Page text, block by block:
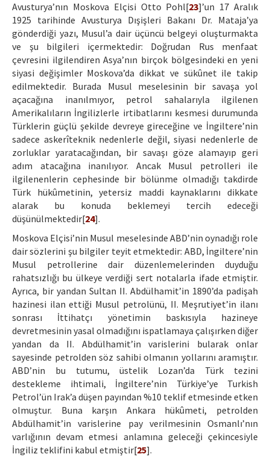
Avusturya’nın Moskova Elçisi Otto Pohl[23]’un 17 Aralık
1925 tarihinde Avusturya Dışişleri Bakanı Dr. Mataja’ya
gönderdiği yazı, Musul’a dair üçüncü belgeyi oluşturmakta
ve şu bilgileri içermektedir: Doğrudan Rus menfaat
çevresini ilgilendiren Asya’nın birçok bölgesindeki en yeni
siyasi değişimler Moskova’da dikkat ve sükûnet ile takip
edilmektedir. Burada Musul meselesinin bir savaşa yol
açacağına inanılmıyor, petrol sahalarıyla ilgilenen
Amerikalıların İngilizlerle irtibatlarını kesmesi durumunda
Türklerin güçlü şekilde devreye gireceğine ve İngiltere’nin
sadece askerîteknik nedenlerle değil, siyasi nedenlerle de
zorluklar yaratacağından, bir savaşı göze alamayıp geri
adım atacağına inanılıyor. Ancak Musul petrolleri ile
ilgilenenlerin cephesinde bir bölünme olmadığı takdirde
Türk hükûmetinin, yetersiz maddi kaynaklarını dikkate
alarak bu konuda beklemeyi tercih edeceği
düşünülmektedir[24].
Moskova Elçisi’nin Musul meselesinde ABD’nin oynadığı role
dair sözlerini şu bilgiler teyit etmektedir: ABD, İngiltere’nin
Musul petrollerine dair düzenlemelerinden duyduğu
rahatsızlığı bu ülkeye verdiği sert notalarla ifade etmiştir.
Ayrıca, bir yandan Sultan II. Abdülhamit’in 1890’da padişah
hazinesi ilan ettiği Musul petrolünü, II. Meşrutiyet’in ilanı
sonrası İttihatçı yönetimin baskısıyla hazineye
devretmesinin yasal olmadığını ispatlamaya çalışırken diğer
yandan da II. Abdülhamit’in varislerini bularak onlar
sayesinde petrolden söz sahibi olmanın yollarını aramıştır.
ABD’nin bu tutumu, üstelik Lozan’da Türk tezini
destekleme ihtimali, İngiltere’nin Türkiye’ye Turkish
Petrol’ün Irak’a düşen payından %10 teklif etmesinde etken
olmuştur. Buna karşın Ankara hükûmeti, petrolden
Abdülhamit’in varislerine pay verilmesinin Osmanlı’nın
varlığının devam etmesi anlamına geleceği çekincesiyle
İngiliz teklifini kabul etmiştir[25].